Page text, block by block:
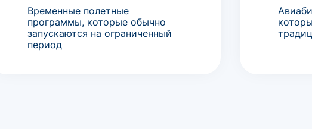
Временные полетные
программы, которые обычно
запускаются на ограниченный
период